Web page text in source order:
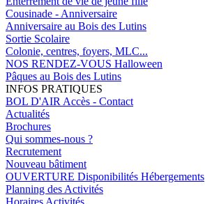
Cousinade - Anniversaire
Anniversaire au Bois des Lutins
Sortie Scolaire
Colonie, centres, foyers, MLC...
NOS RENDEZ-VOUS Halloween
Pâques au Bois des Lutins
INFOS PRATIQUES
BOL D'AIR Accès - Contact
Actualités
Brochures
Qui sommes-nous ?
Recrutement
Nouveau bâtiment
OUVERTURE Disponibilités Hébergements
Planning des Activités
Horaires Activités